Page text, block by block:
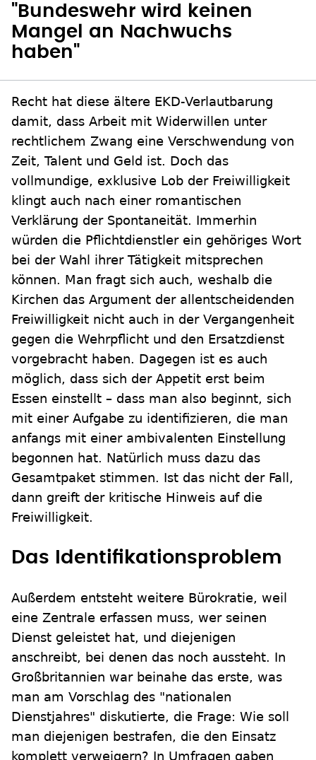
"Bundeswehr wird keinen
Mangel an Nachwuchs
haben"
Recht hat diese ältere EKD-Verlautbarung
damit, dass Arbeit mit Widerwillen unter
rechtlichem Zwang eine Verschwendung von
Zeit, Talent und Geld ist. Doch das
vollmundige, exklusive Lob der Freiwilligkeit
klingt auch nach einer romantischen
Verklärung der Spontaneität. Immerhin
würden die Pflichtdienstler ein gehöriges Wort
bei der Wahl ihrer Tätigkeit mitsprechen
können. Man fragt sich auch, weshalb die
Kirchen das Argument der allentscheidenden
Freiwilligkeit nicht auch in der Vergangenheit
gegen die Wehrpflicht und den Ersatzdienst
vorgebracht haben. Dagegen ist es auch
möglich, dass sich der Appetit erst beim
Essen einstellt – dass man also beginnt, sich
mit einer Aufgabe zu identifizieren, die man
anfangs mit einer ambivalenten Einstellung
begonnen hat. Natürlich muss dazu das
Gesamtpaket stimmen. Ist das nicht der Fall,
dann greift der kritische Hinweis auf die
Freiwilligkeit.
Das Identifikationsproblem
Außerdem entsteht weitere Bürokratie, weil
eine Zentrale erfassen muss, wer seinen
Dienst geleistet hat, und diejenigen
anschreibt, bei denen das noch aussteht. In
Großbritannien war beinahe das erste, was
man am Vorschlag des "nationalen
Dienstjahres" diskutierte, die Frage: Wie soll
man diejenigen bestrafen, die den Einsatz
komplett verweigern? In Umfragen gaben